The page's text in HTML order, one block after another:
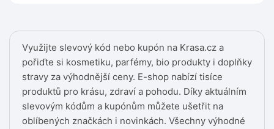
Využijte slevový kód nebo kupón na Krasa.cz a
pořiďte si kosmetiku, parfémy, bio produkty i doplňky
stravy za výhodnější ceny. E-shop nabízí tisíce
produktů pro krásu, zdraví a pohodu. Díky aktuálním
slevovým kódům a kupónům můžete ušetřit na
oblíbených značkách i novinkách. Všechny výhodné